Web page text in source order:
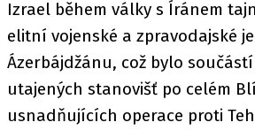
Izrael během války s Íránem
elitní vojenské a zpravodajské
Ázerbájdžánu, což bylo
utajených stanovišť po celém
usnadňujících operace proti